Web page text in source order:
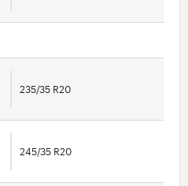
235/35 R20
245/35 R20